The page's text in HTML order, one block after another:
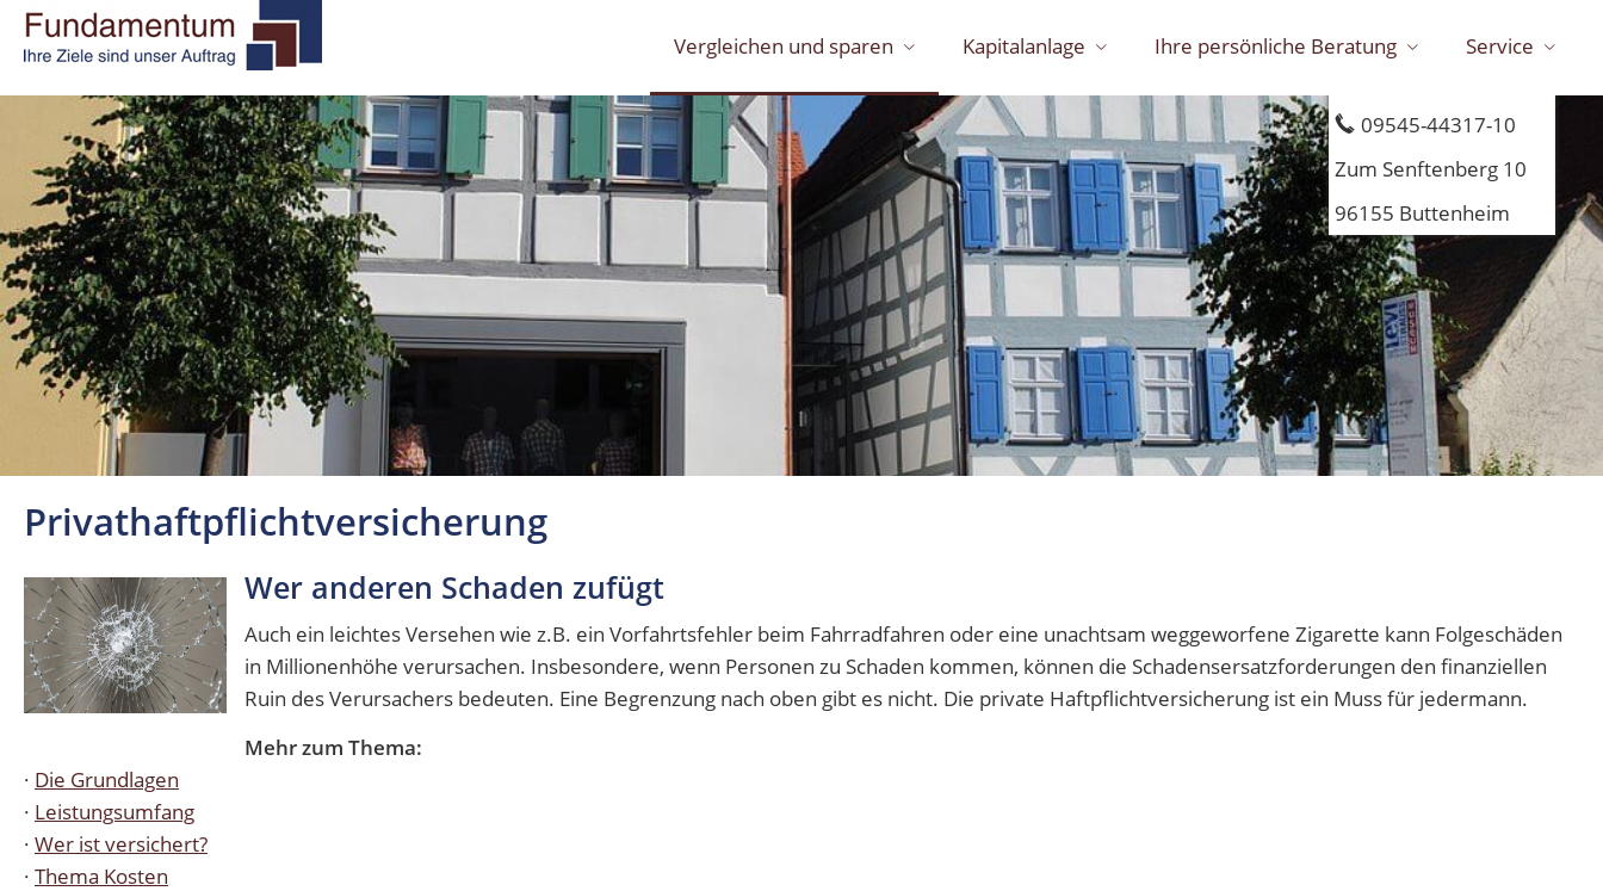
Vergleichen und sparen Kapitalanlage Ihre persönliche Beratung
Service
09545-44317-10
Zum Senftenberg 10
96155 Buttenheim
Privathaftpflichtversicherung
Wer anderen Schaden zufügt
Auch ein leichtes Versehen wie z.B. ein Vorfahrtsfehler beim Fahrradfahren oder eine unachtsam weggeworfene Zigarette kann Folgeschäden
in Millionenhöhe verursachen. Insbesondere, wenn Personen zu Schaden kommen, können die Schadensersatzforderungen den finanziellen
Ruin des Verursachers bedeuten. Eine Begrenzung nach oben gibt es nicht. Die private Haftpflichtversicherung ist ein Muss für jedermann.
Mehr zum Thema:
· Die Grundlagen
· Leistungsumfang
· Wer ist versichert?
· Thema Kosten